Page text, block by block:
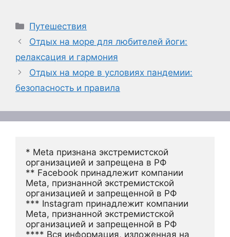
Рубрики
Путешествия
Отдых на море для любителей йоги:
релаксация и гармония
Отдых на море в условиях пандемии:
безопасность и правила
* Meta признана экстремистской
организацией и запрещена в РФ
** Facebook принадлежит компании
Meta, признанной экстремистской
организацией и запрещенной в РФ
*** Instagram принадлежит компании
Meta, признанной экстремистской
организацией и запрещенной в РФ
**** Вся информация, изложенная на